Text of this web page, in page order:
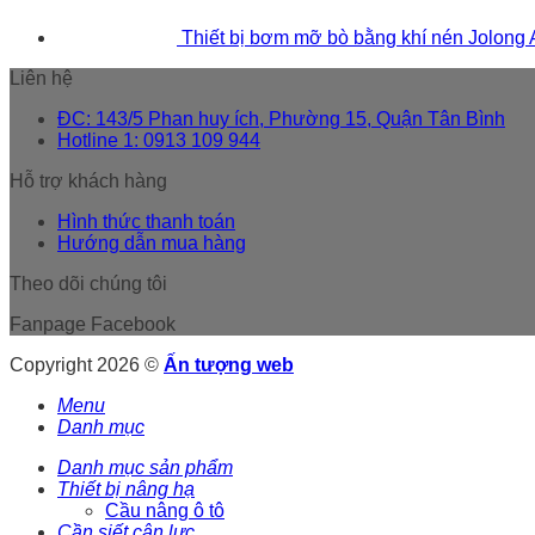
Thiết bị bơm mỡ bò bằng khí nén Jolong
Liên hệ
ĐC: 143/5 Phan huy ích, Phường 15, Quận Tân Bình
Hotline 1: 0913 109 944
Hỗ trợ khách hàng
Hình thức thanh toán
Hướng dẫn mua hàng
Theo dõi chúng tôi
Fanpage Facebook
Copyright 2026 © Ấn tượng web
Menu
Danh mục
Danh mục sản phẩm
Thiết bị nâng hạ
Cầu nâng ô tô